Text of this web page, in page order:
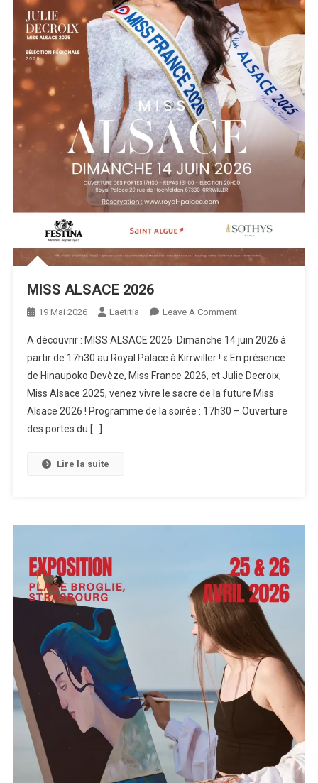
MISS ALSACE 2026
19 Mai 2026 Laetitia Leave A CommentOn
ALSACE
2026
A découvrir : MISS ALSACE 2026 Dimanche 14 juin 2026 à
partir de 17h30 au Royal Palace à Kirrwiller ! « En présence
de Hinaupoko Devèze, Miss France 2026, et Julie Decroix,
Miss Alsace 2025, venez vivre le sacre de la future Miss
Alsace 2026 ! Programme de la soirée : 17h30 – Ouverture
des portes du […]
Lire la suite